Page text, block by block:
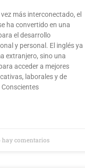
más interconectado, el
ha convertido en una
el desarrollo
y personal. El inglés ya
extranjero, sino una
acceder a mejores
laborales y de
hay comentarios